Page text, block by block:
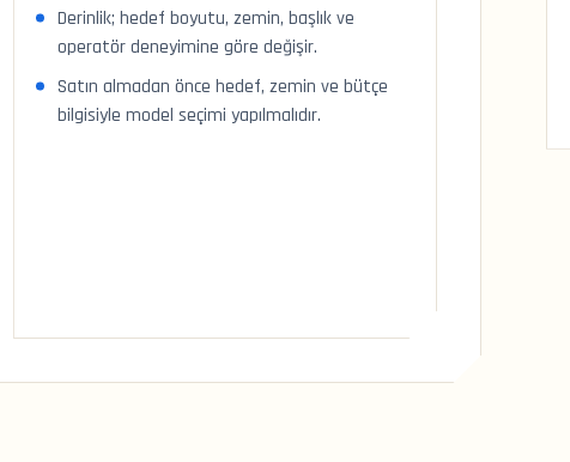
Derinlik; hedef boyutu, zemin, başlık ve
operatör deneyimine göre değişir.
Satın almadan önce hedef, zemin ve bütçe
bilgisiyle model seçimi yapılmalıdır.